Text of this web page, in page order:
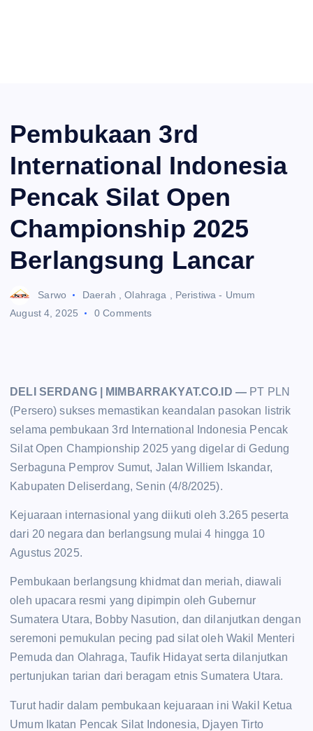
Pembukaan 3rd
International Indonesia
Pencak Silat Open
Championship 2025
Berlangsung Lancar
Sarwo Daerah ,Olahraga
Peristiwa - Umum
August 4, 2025
0 Comments
DELI SERDANG | MIMBARRAKYAT.CO.ID — PT PLN
(Persero) sukses memastikan keandalan pasokan listrik
selama pembukaan 3rd International Indonesia Pencak
Silat Open Championship 2025 yang digelar di Gedung
Serbaguna Pemprov Sumut, Jalan Williem Iskandar,
Kabupaten Deliserdang, Senin (4/8/2025).
Kejuaraan internasional yang diikuti oleh 3.265 peserta
dari 20 negara dan berlangsung mulai 4 hingga 10
Agustus 2025.
Pembukaan berlangsung khidmat dan meriah, diawali
oleh upacara resmi yang dipimpin oleh Gubernur
Sumatera Utara, Bobby Nasution, dan dilanjutkan dengan
seremoni pemukulan pecing pad silat oleh Wakil Menteri
Pemuda dan Olahraga, Taufik Hidayat serta dilanjutkan
pertunjukan tarian dari beragam etnis Sumatera Utara.
Turut hadir dalam pembukaan kejuaraan ini Wakil Ketua
Umum Ikatan Pencak Silat Indonesia, Djayen Tirto